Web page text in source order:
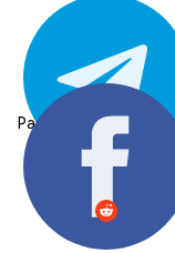
Partager: